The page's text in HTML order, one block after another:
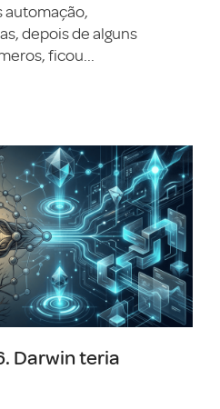
automação,
depois de alguns
ficou...
Darwin teria